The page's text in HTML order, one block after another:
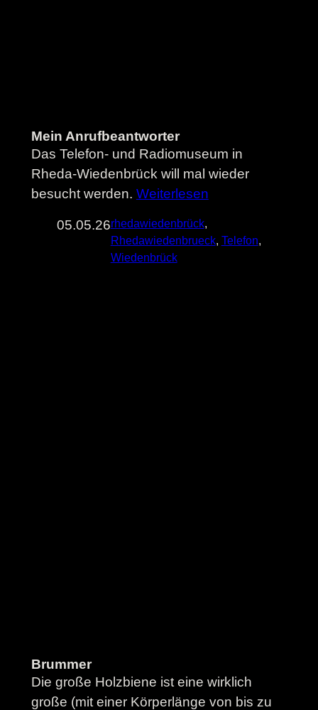
Mein Anrufbeantworter
Das Telefon- und Radiomuseum in
Rheda-Wiedenbrück will mal wieder
besucht werden. Weiterlesen
05.05.26rhedawiedenbrück
Rhedawiedenbrueck, Telefon
Wiedenbrück
Brummer
Die große Holzbiene ist eine wirklich
große (mit einer Körperlänge von bis zu